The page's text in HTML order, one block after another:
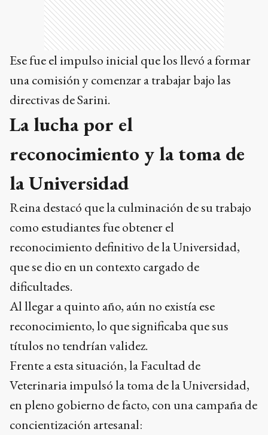
Ese fue el impulso inicial que los llevó a formar
una comisión y comenzar a trabajar bajo las
directivas de Sarini.
La lucha por el
reconocimiento y la toma de
la Universidad
Reina destacó que la culminación de su trabajo
como estudiantes fue obtener el
reconocimiento definitivo de la Universidad,
que se dio en un contexto cargado de
dificultades.
Al llegar a quinto año, aún no existía ese
reconocimiento, lo que significaba que sus
títulos no tendrían validez.
Frente a esta situación, la Facultad de
Veterinaria impulsó la toma de la Universidad,
en pleno gobierno de facto, con una campaña de
concientización artesanal: